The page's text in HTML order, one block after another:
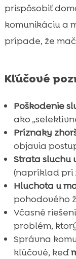

podozrení
Záver
prispôsobiť
komunikáciu a
prípade, že
Kľúčové
Poškodenie
ako
Príznaky
objavia
Strata sluchu
(napríklad pri
Hluchota u
pohodového
Včasné
problém,
Správna
kľúčové, keď